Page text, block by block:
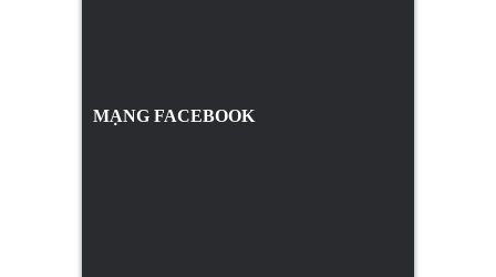
MẠNG FACEBOOK